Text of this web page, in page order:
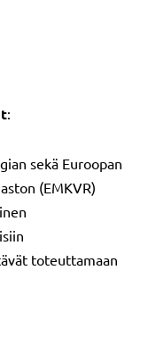
:
sekä Euroopan
(EMKVR)
toteuttamaan